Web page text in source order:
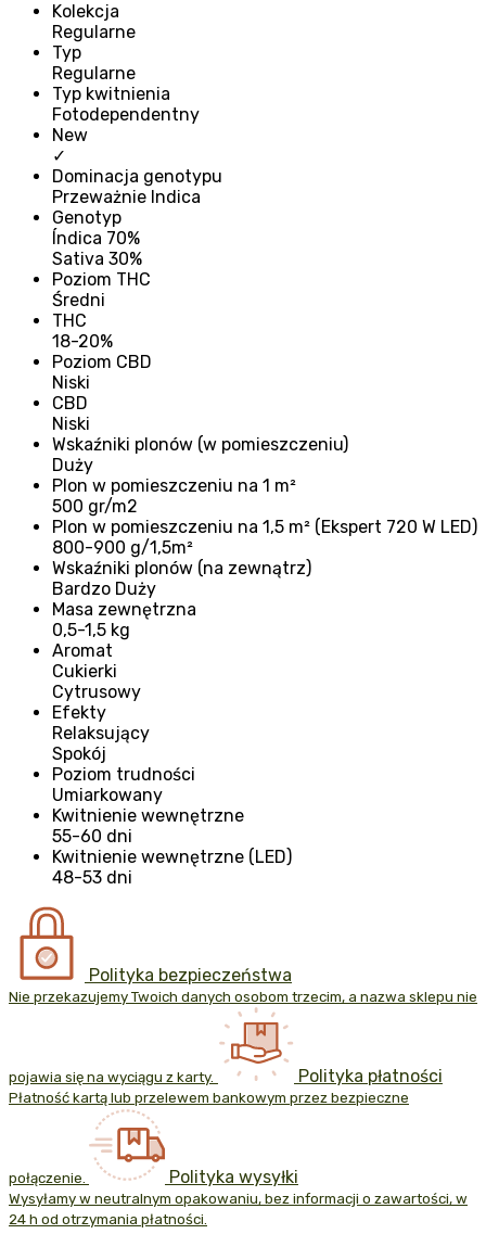
Kolekcja
Regularne
Typ
Regularne
Typ kwitnienia
Fotodependentny
New
✓
Dominacja genotypu
Przeważnie Indica
Genotyp
Índica 70%
Sativa 30%
Poziom THC
Średni
THC
18-20%
Poziom CBD
Niski
CBD
Niski
Wskaźniki plonów (w pomieszczeniu)
Duży
Plon w pomieszczeniu na 1 m²
500 gr/m2
Plon w pomieszczeniu na 1,5 m² (Ekspert 720 W LED)
800-900 g/1,5m²
Wskaźniki plonów (na zewnątrz)
Bardzo Duży
Masa zewnętrzna
0,5-1,5 kg
Aromat
Cukierki
Cytrusowy
Efekty
Relaksujący
Spokój
Poziom trudności
Umiarkowany
Kwitnienie wewnętrzne
55-60 dni
Kwitnienie wewnętrzne (LED)
48-53 dni
Polityka bezpieczeństwa
Nie przekazujemy Twoich danych osobom trzecim, a nazwa sklepu nie
pojawia się na wyciągu z karty. Polityka płatności
Płatność kartą lub przelewem bankowym przez bezpieczne
połączenie. Polityka wysyłki
Wysyłamy w neutralnym opakowaniu, bez informacji o zawartości, w
24 h od otrzymania płatności.